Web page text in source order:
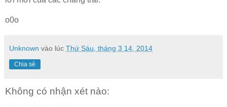
o0o
Unknown vào lúc Thứ Sáu, tháng 3 14, 2014
Chia sẻ
Không có nhận xét nào: